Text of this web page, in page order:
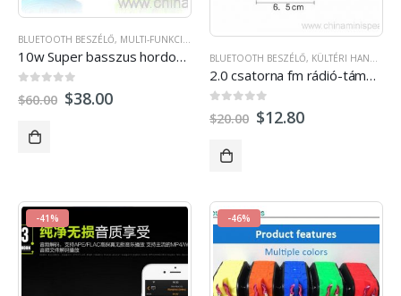
BLUETOOTH BESZÉLŐ, MULTI-FUNKCIÓS HANGSZÓRÓK ,KÜLTÉRI HANGSZÓRÓK
10w Super basszus hordozható vízhatlan bluetooth beszélő a 4400mAh powerbank
$60.00 $38.00
BLUETOOTH BESZÉLŐ, KÜLTÉRI HANGSZÓRÓK
2.0 csatorna fm rádió-támogatott vízálló bt hangszóró a kihangosított telefonáláshoz
$20.00 $12.80
-41% -46%